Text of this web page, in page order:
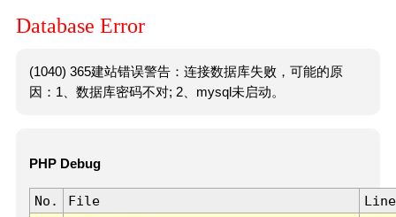
Database Error
(1040) 365建站错误警告：连接数据库失败，可能的原
因：1、数据库密码不对; 2、mysql未启动。
PHP Debug
No. File
Line